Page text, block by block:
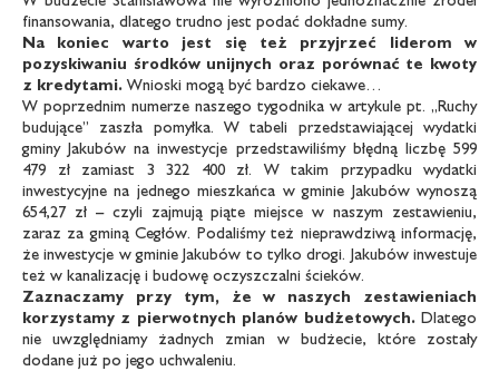
finansowania, dlatego trudno jest podać dokładne sumy.
Na koniec warto jest się też przyjrzeć liderom
w
pozyskiwaniu środków unijnych oraz porównać te kwoty
z kredytami. Wnioski mogą być bardzo ciekawe…
W poprzednim numerze naszego tygodnika w artykule pt. „Ruchy
budujące” zaszła pomyłka. W tabeli przedstawiającej wydatki
gminy Jakubów na inwestycje przedstawiliśmy błędną liczbę 599
479 zł zamiast 3 322 400 zł. W takim przypadku wydatki
inwestycyjne na jednego mieszkańca w gminie Jakubów wynoszą
654,27 zł – czyli zajmują piąte miejsce w naszym zestawieniu,
zaraz za gminą Cegłów. Podaliśmy też nieprawdziwą informację,
że inwestycje w gminie Jakubów to tylko drogi. Jakubów inwestuje
też w kanalizację i budowę oczyszczalni ścieków.
Zaznaczamy przy tym, że w naszych
zestawieniach
korzystamy z pierwotnych planów budżetowych.Dlatego
nie uwzględniamy żadnych zmian w budżecie, które zostały
dodane już po jego uchwaleniu.